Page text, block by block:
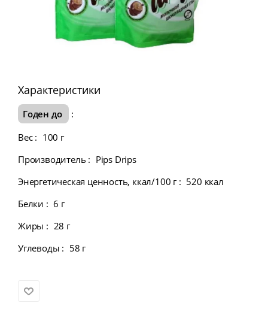
Характеристики
Годен до
:
Вес : 100 г
Производитель : Pips Drips
Энергетическая ценность, ккал/100 г : 520 ккал
Белки : 6 г
Жиры : 28 г
Углеводы : 58 г